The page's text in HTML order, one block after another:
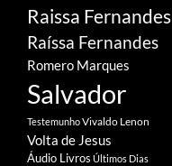
Raissa Fernandes
Raíssa Fernandes
Romero Marques
Salvador
TestemunhoVivaldo Lenon
Volta de Jesus
Áudio Livros Últimos Dias